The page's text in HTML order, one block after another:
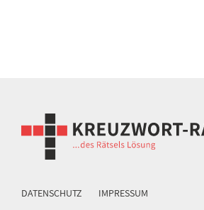
DATENSCHUTZ IMPRESSUM